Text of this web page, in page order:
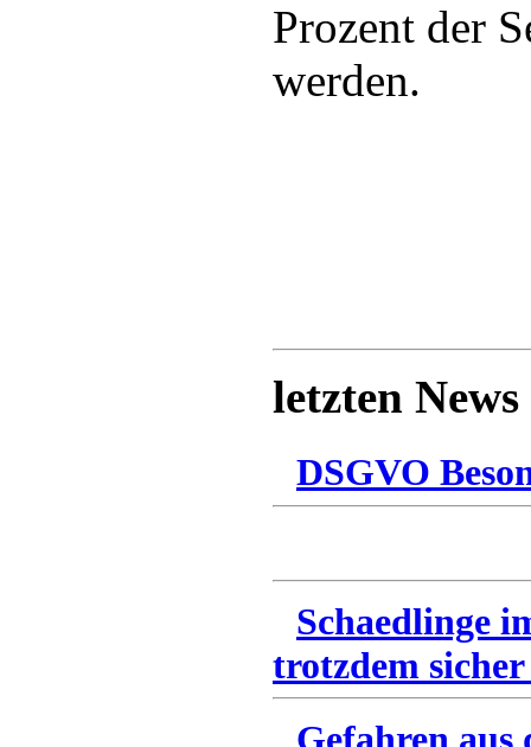
Prozent der
werden.
letzten News
DSGVO
Schaedlinge
trotzdem